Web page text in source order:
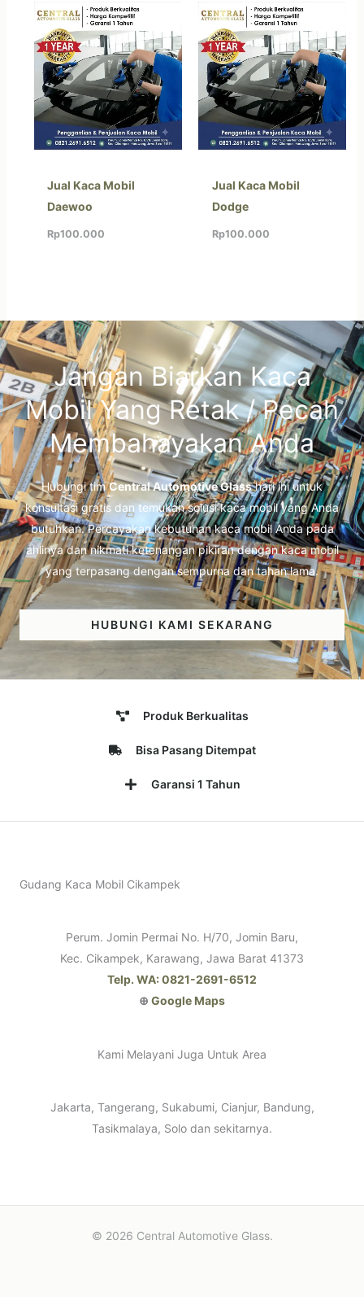
Jual Kaca Mobil
Daewoo
Rp100.000
Jual Kaca Mobil
Dodge
Rp100.000
Jangan Biarkan Kaca
Mobil Yang Retak / Pecah
Membahayakan Anda
Hubungi timCentral Automotive Glasshari ini untuk
konsultasi gratis dan temukan solusi kaca mobil yang Anda
butuhkan. Percayakan kebutuhan kaca mobil Anda pada
ahlinya dan nikmati ketenangan pikiran dengan kaca mobil
yang terpasang dengan sempurna dan tahan lama.
HUBUNGI KAMI SEKARANG
Produk Berkualitas
Bisa Pasang Ditempat
Garansi 1 Tahun
Gudang Kaca Mobil Cikampek
Perum. Jomin Permai No. H/70, Jomin Baru,
Kec. Cikampek, Karawang, Jawa Barat 41373
Telp. WA: 0821-2691-6512
⊕ Google Maps
Kami Melayani Juga Untuk Area
Jakarta, Tangerang, Sukabumi, Cianjur, Bandung,
Tasikmalaya, Solo dan sekitarnya.
© 2026 Central Automotive Glass.